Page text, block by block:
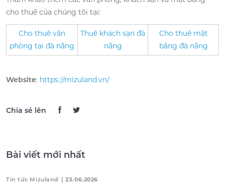
cho thuê của chúng tôi tại:
Cho thuê văn
phòng tại đà nẵng
Thuê khách sạn đà
nẵng
Cho thuê mặt
bằng đà nẵng
Website: https://mizuland.vn/
Chia sẻ lên
Bài viết mới nhất
Tin tức Mizuland 23.06.2026